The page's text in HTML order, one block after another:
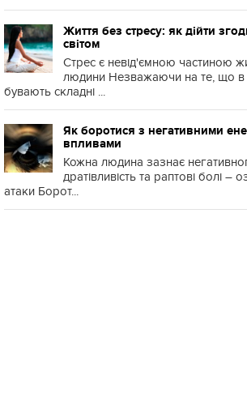
Життя без стресу: як дійти
світом
Стрес є невід'ємною частиною
людини Незважаючи на те, що в
бувають складні ...
Як боротися з негативними
впливами
Кожна людина зазнає
дратівливість та раптові болі –
атаки Борот...